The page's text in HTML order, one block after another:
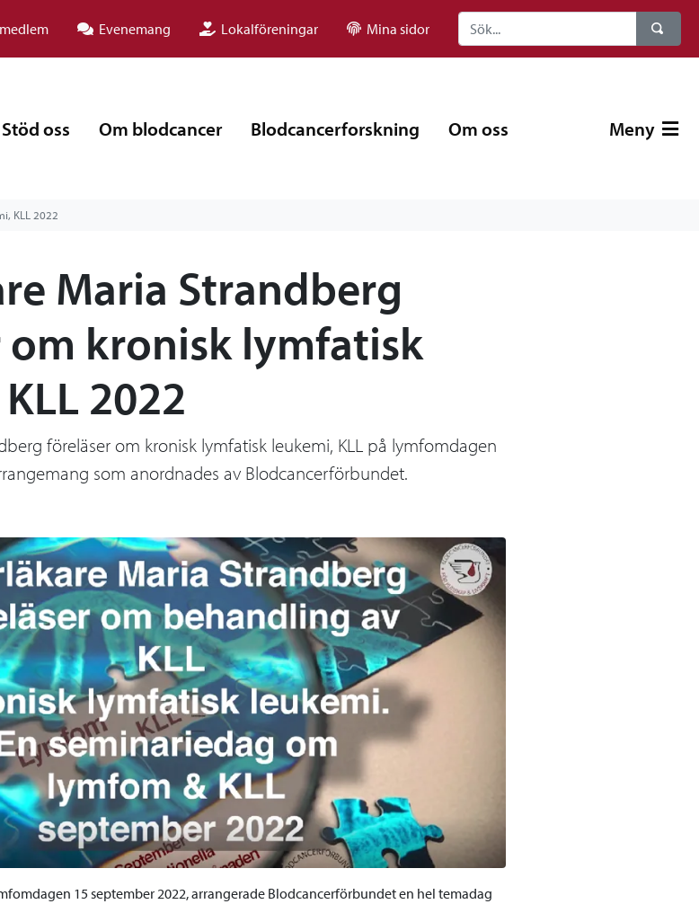
Evenemang Lokalföreningar Mina sidor
Stöd oss Om blodcancer Blodcancerforskning Om oss Meny
KLL 2022
Maria Strandberg
om kronisk lymfatisk
2022
föreläser om kronisk lymfatisk leukemi, KLL på lymfomdagen
som anordnades av Blodcancerförbundet.
15 september 2022, arrangerade Blodcancerförbundet en hel temadag